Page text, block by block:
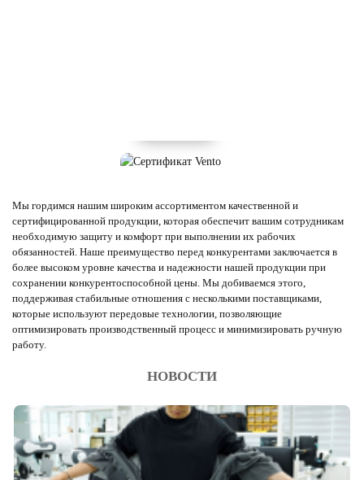
Мы гордимся нашим широким ассортиментом качественной и
сертифицированной продукции, которая обеспечит вашим сотрудникам
необходимую защиту и комфорт при выполнении их рабочих
обязанностей. Наше преимущество перед конкурентами заключается в
более высоком уровне качества и надежности нашей продукции при
сохранении конкурентоспособной цены. Мы добиваемся этого,
поддерживая стабильные отношения с несколькими поставщиками,
которые используют передовые технологии, позволяющие
оптимизировать производственный процесс и минимизировать ручную
работу.
НОВОСТИ